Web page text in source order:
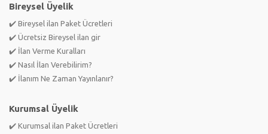
Bireysel Üyelik
✔️ Bireysel ilan Paket Ücretleri
✔️ Ücretsiz Bireysel ilan gir
✔️ İlan Verme Kuralları
✔️ Nasıl İlan Verebilirim?
✔️ İlanım Ne Zaman Yayınlanır?
Kurumsal Üyelik
✔️ Kurumsal ilan Paket Ücretleri